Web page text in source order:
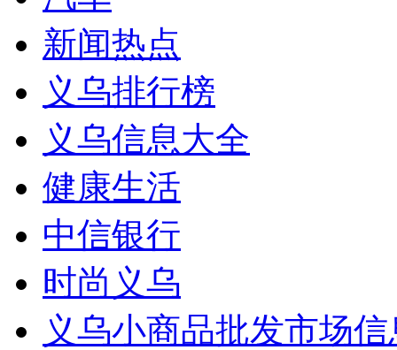
新闻热点
义乌排行榜
义乌信息大全
健康生活
中信银行
时尚义乌
义乌小商品批发市场